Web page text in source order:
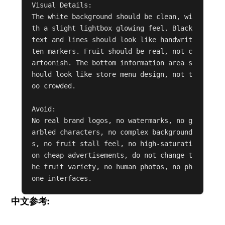
Visual Details:
The white background should be clean, wi
th a slight lightbox glowing feel. Black
text and lines should look like handwrit
ten markers. Fruit should be real, not c
artoonish. The bottom information area s
hould look like store menu design, not t
oo crowded.
Avoid:
No real brand logos, no watermarks, no g
arbled characters, no complex background
s, no fruit stall feel, no high-saturati
on cheap advertisements, do not change t
he fruit variety, no human photos, no ph
one interfaces.
中文参考: